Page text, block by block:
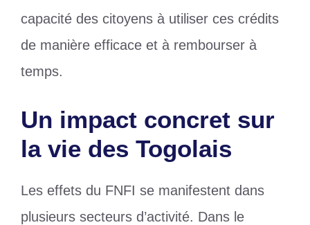
capacité des citoyens à utiliser ces crédits
de manière efficace et à rembourser à
temps.
Un impact concret sur
la vie des Togolais
Les effets du FNFI se manifestent dans
plusieurs secteurs d’activité. Dans le